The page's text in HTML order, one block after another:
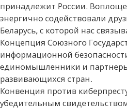
принадлежит России.
энергично содействовали
Беларусь, с которой нас
Концепция Союзного
информационной
единомышленники и
развивающихся стран.
Конвенция против
убедительным